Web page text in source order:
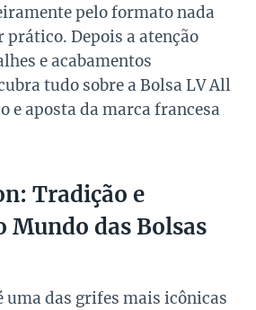
pelo formato nada
prático. Depois a atenção
e acabamentos
tudo sobre a Bolsa LV All
e aposta da marca francesa
Tradição e
Mundo das Bolsas
uma das grifes mais icônicas